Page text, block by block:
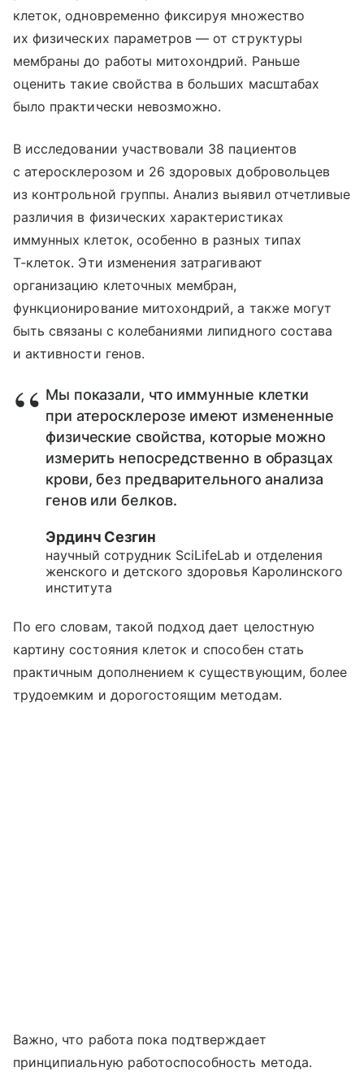
клеток, одновременно фиксируя множество
их физических параметров — от структуры
мембраны до работы митохондрий. Раньше
оценить такие свойства в больших масштабах
было практически невозможно.
В исследовании участвовали 38 пациентов
с атеросклерозом и 26 здоровых добровольцев
из контрольной группы. Анализ выявил отчетливые
различия в физических характеристиках
иммунных клеток, особенно в разных типах
Т‑клеток. Эти изменения затрагивают
организацию клеточных мембран,
функционирование митохондрий, а также могут
быть связаны с колебаниями липидного состава
и активности генов.
Мы показали, что иммунные клетки
при атеросклерозе имеют измененные
физические свойства, которые можно
измерить непосредственно в образцах
крови, без предварительного анализа
генов или белков.
Эрдинч Сезгин
научный сотрудник SciLifeLab и отделения
женского и детского здоровья Каролинского
института
По его словам, такой подход дает целостную
картину состояния клеток и способен стать
практичным дополнением к существующим, более
трудоемким и дорогостоящим методам.
Важно, что работа пока подтверждает
принципиальную работоспособность метода.